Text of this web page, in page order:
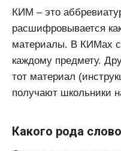
КИМ – это
расшифровывается
материалы. В КИМах
каждому предмету.
тот материал
получают школьники
Какого рода